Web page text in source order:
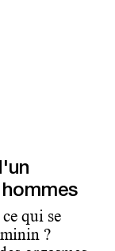
qui se
?